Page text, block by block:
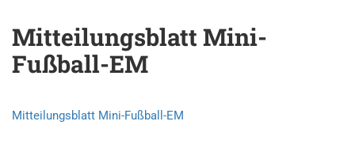
Mitteilungsblatt Mini-
Fußball-EM
Mitteilungsblatt Mini-Fußball-EM